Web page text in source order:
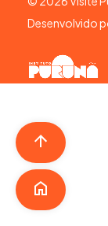
Desenvolvido